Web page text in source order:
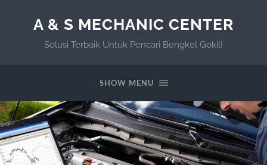
A & S MECHANIC CENTER
Solusi Terbaik Untuk Pencari Bengkel Gokil!
SHOW MENU